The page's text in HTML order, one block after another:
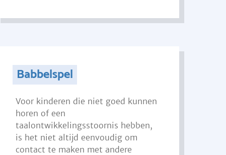
Babbelspel
Voor kinderen die niet goed kunnen
horen of een
taalontwikkelingsstoornis hebben,
is het niet altijd eenvoudig om
contact te maken met andere